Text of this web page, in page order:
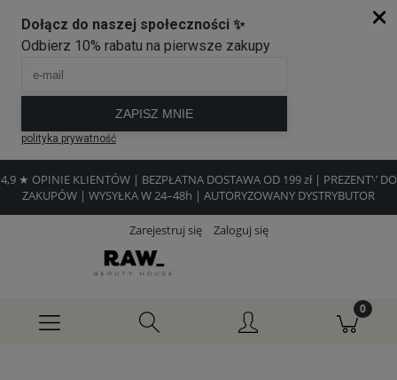
4,9 ★ OPINIE KLIENTÓW | BEZPŁATNA DOSTAWA OD 199 zł | PREZENTY DO
ZAKUPÓW | WYSYŁKA W 24–48h | AUTORYZOWANY DYSTRYBUTOR
Zarejestruj się Zaloguj się